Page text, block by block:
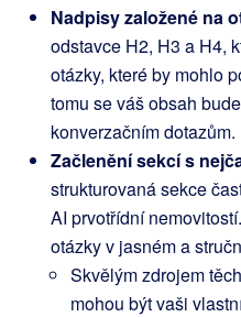
Nadpisy založené na
odstavce H2, H3 a H4,
otázky, které by mohlo
tomu se váš obsah
konverzačním dotazům.
Začlenění sekcí s
strukturovaná sekce
AI prvotřídní
otázky v jasném a
Skvělým zdrojem
mohou být vaši